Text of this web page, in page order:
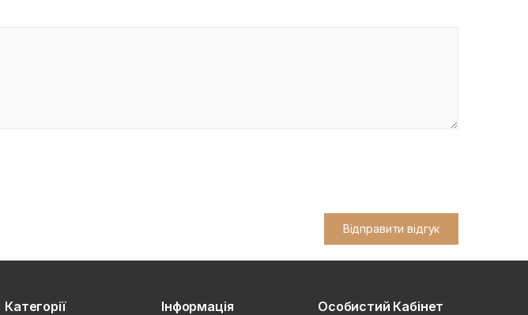
Відправити відгук
Категорії Інформація Особистий Кабінет